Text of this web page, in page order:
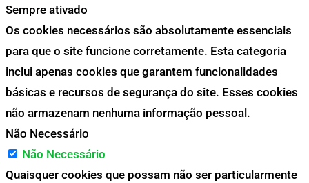
Sempre ativado
Os cookies necessários são absolutamente essenciais
para que o site funcione corretamente. Esta categoria
inclui apenas cookies que garantem funcionalidades
básicas e recursos de segurança do site. Esses cookies
não armazenam nenhuma informação pessoal.
Não Necessário
Não Necessário
Quaisquer cookies que possam não ser particularmente